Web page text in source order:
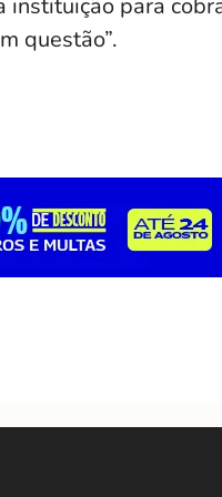
para
questão”.